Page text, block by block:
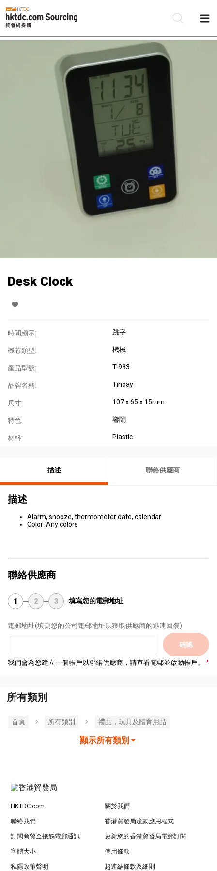
Desk Clock
時間顯示: 跳字
機芯類型: 機械
產品型號: T-993
品牌名稱: Tinday
尺寸: 107 x 65 x 15mm
特色: 響鬧
材料: Plastic
描述 聯絡供應商
描述
Alarm, snooze, thermometer date, calendar
Color: Any colors
聯絡供應商
1 2 3 填寫您的電郵地址
電郵地址(填寫您的公司電郵地址以獲取供應商的迅速回覆)
確認
我們會為您建立一個帳戶以聯絡供應商，請查看電郵並啟動帳戶。
所有類別
首頁 所有類別 禮品，玩具及體育用品
顯示所有類別
HKTDC.com 關於我們
聯絡我們 香港貿發局流動應用程式
訂閱商貿全接觸電郵通訊 更新您的香港貿發局電郵訂閱
字體大小 使用條款
私隱政策聲明 超連結條款及細則